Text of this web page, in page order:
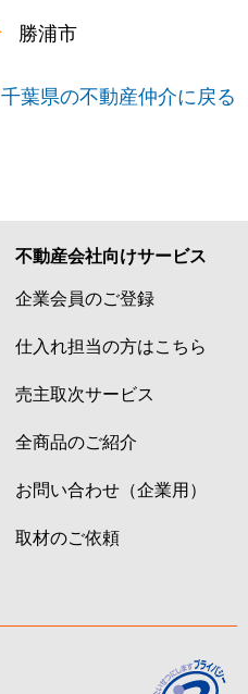
勝浦市
千葉県の不動産仲介に戻る
不動産会社向けサービス
企業会員のご登録
仕入れ担当の方はこちら
売主取次サービス
全商品のご紹介
お問い合わせ（企業用）
取材のご依頼